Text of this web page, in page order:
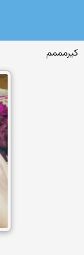
کیرمممم